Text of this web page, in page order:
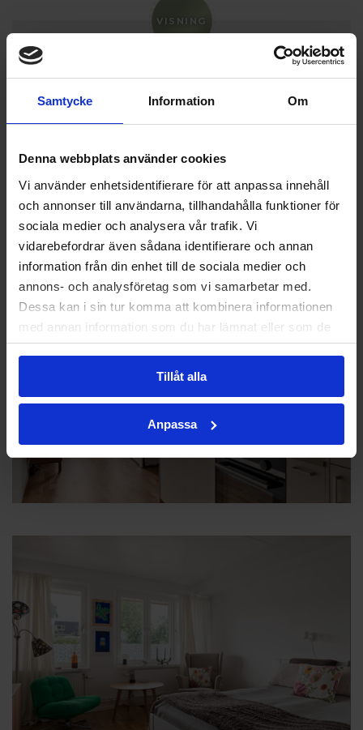
Samtycke Information Om
Denna webbplats använder cookies
Vi använder enhetsidentifierare för att anpassa innehåll
och annonser till användarna, tillhandahålla funktioner för
sociala medier och analysera vår trafik. Vi
vidarebefordrar även sådana identifierare och annan
information från din enhet till de sociala medier och
annons- och analysföretag som vi samarbetar med.
Dessa kan i sin tur komma att kombinera informationen
med annan information som du har lämnat eller som de
har samlat in när du har använt deras tjänster.
Tillåt alla
Anpassa
VISNING
Sön 9 aug Endast bokning
Anmäl er gärna för att hålla bättre koll på antal. Varmt
ANMÄL DIG HÄR